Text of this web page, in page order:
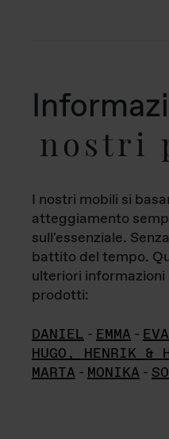
nostri
I nostri mobili si
atteggiamento
sull'essenziale.
battito del tempo.
ulteriori
prodotti:
DANIEL - EMMA - EVA
HUGO, HENRIK &
MARTA - MONIKA -